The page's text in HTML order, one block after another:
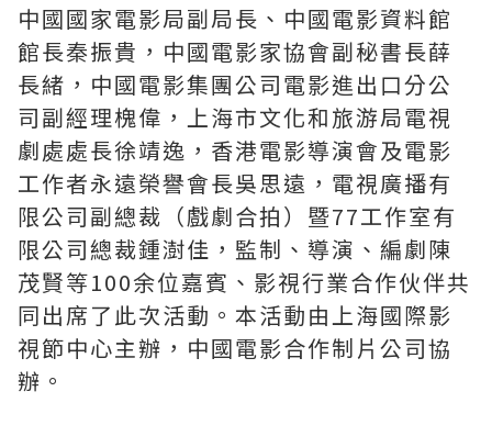
中國國家電影局副局長、中國電影資料館
館長秦振貴，中國電影家協會副秘書長薛
長緒，中國電影集團公司電影進出口分公
司副經理槐偉，上海市文化和旅游局電視
劇處處長徐靖逸，香港電影導演會及電影
工作者永遠榮譽會長吳思遠，電視廣播有
限公司副總裁（戲劇合拍）暨77工作室有
限公司總裁鍾澍佳，監制、導演、編劇陳
茂賢等100余位嘉賓、影視行業合作伙伴共
同出席了此次活動。本活動由上海國際影
視節中心主辦，中國電影合作制片公司協
辦。